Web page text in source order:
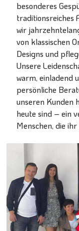
besonderes
traditionsreiches
wir
von klassischen
Designs und
Unsere
warm, einladend
persönliche
unseren Kunden
heute sind – ein
Menschen, die